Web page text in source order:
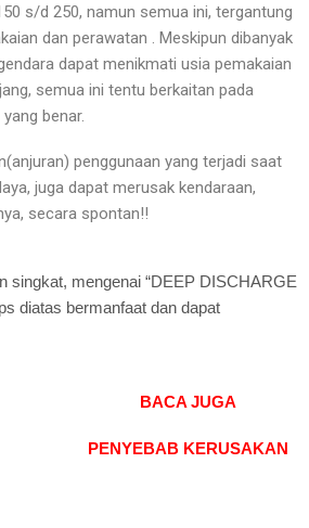
s/d 250, namun semua ini, tergantung
dan perawatan . Meskipun dibanyak
dapat menikmati usia pemakaian
semua ini tentu berkaitan pada
benar.
penggunaan yang terjadi saat
juga dapat merusak kendaraan,
secara spontan!!
mengenai “DEEP DISCHARGE
diatas bermanfaat dan dapat
BACA JUGA
PENYEBAB KERUSAKAN